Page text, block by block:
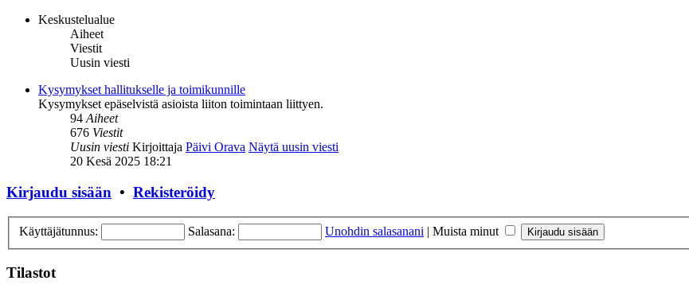
Keskustelualue
Aiheet
Viestit
Uusin viesti
Kysymykset hallitukselle ja toimikunnille
Kysymykset epäselvistä asioista liiton toimintaan liittyen.
94Aiheet
676 Viestit
Uusin viesti Kirjoittaja Päivi Orava Näytä uusin viesti
20 Kesä 2025 18:21
Kirjaudu sisään • Rekisteröidy
Käyttäjätunnus: Salasana: Unohdin salasanani | Muista minut
Tilastot